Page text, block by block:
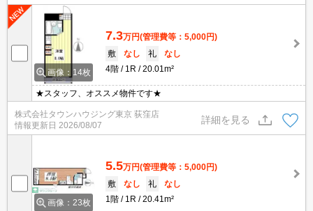
画像：14枚
7.3万円(管理費等：5,000円)
敷
なし 礼
なし
4階
1R 20.01m²
★スタッフ、オススメ物件です★
株式会社タウンハウジング東京 荻窪店
情報更新日 2026/08/07
詳細を見る
画像：23枚
5.5万円(管理費等：5,000円)
敷
なし 礼
なし
1階
1R 20.41m²